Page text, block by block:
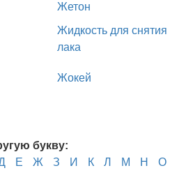
Жетон
Жидкость для снятия
лака
Жокей
букву:
Е Ж З И К Л М Н О